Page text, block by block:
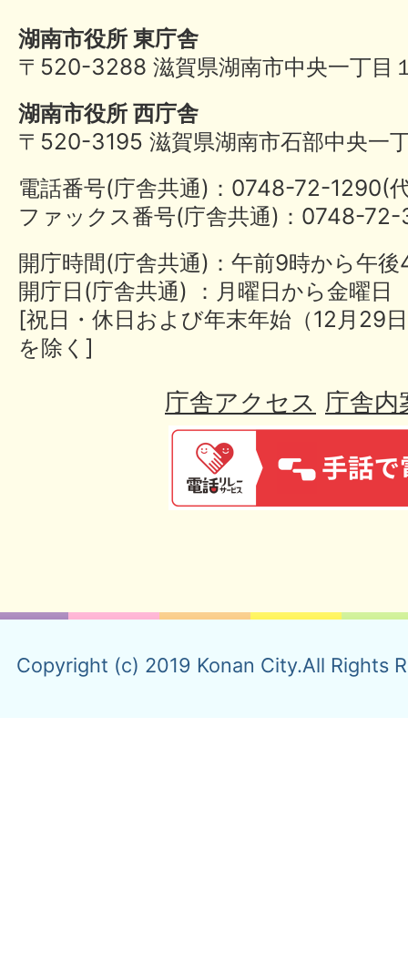
湖南市役所 東庁舎
〒520-3288 滋賀県湖南市中央一丁目
湖南市役所 西庁舎
〒520-3195 滋賀県湖南市石部中央一
電話番号(庁舎共通)：0748-72-
ファックス番号(庁舎共通)：0748-
開庁時間(庁舎共通)：午前9時から午
開庁日(庁舎共通) ：月曜日から金曜日
[祝日・休日および年末年始（12月29
を除く]
庁舎アクセス 庁舎内
Copyright (c) 2019 Konan City.All Rights